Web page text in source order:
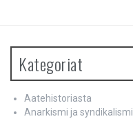
Kategoriat
Aatehistoriasta
Anarkismi ja syndikalismi